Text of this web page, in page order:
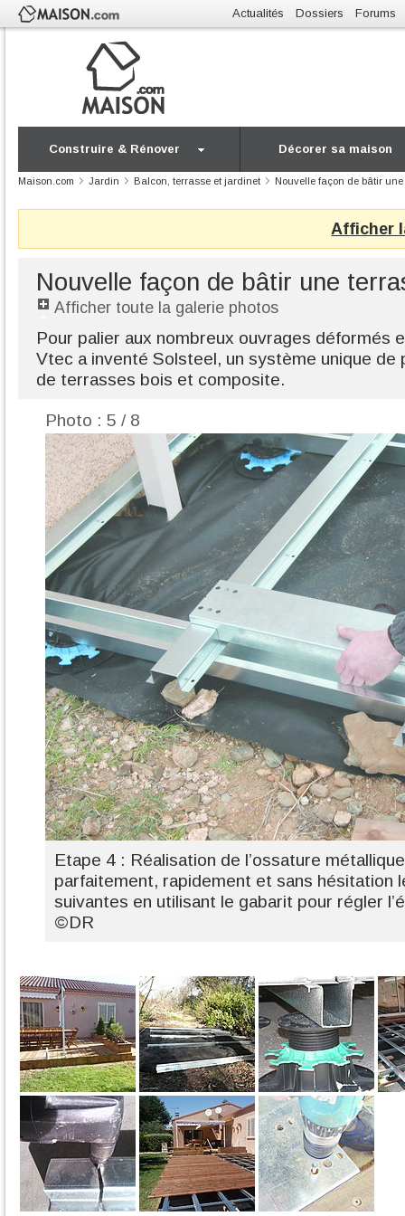
Actualités Dossiers Forums
Construire & Rénover Décorer sa maison
Maison.com Jardin Balcon, terrasse et jardinet Nouvelle façon de bâtir
Afficher
Nouvelle façon de bâtir une
Afficher toute la galerie photos
Pour palier aux nombreux ouvrages déformés
Vtec a inventé Solsteel, un système unique de
de terrasses bois et composite.
Photo : 5 / 8
Etape 4 : Réalisation de l’ossature
parfaitement, rapidement et sans hésitation
suivantes en utilisant le gabarit pour régler
©DR